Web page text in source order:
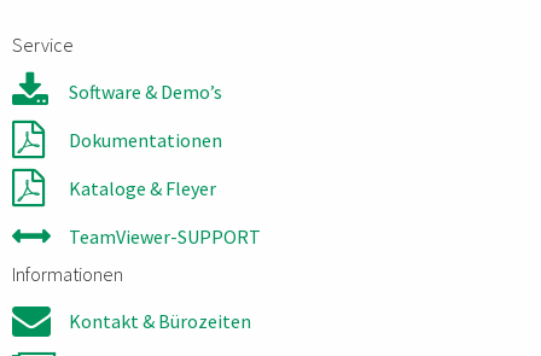
Service
Software & Demo’s
Dokumentationen
Kataloge & Fleyer
TeamViewer-SUPPORT
Informationen
Kontakt & Bürozeiten